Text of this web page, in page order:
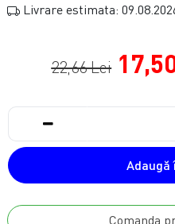
Livrare estimata:
22,66 Lei
Adaugă
Comanda